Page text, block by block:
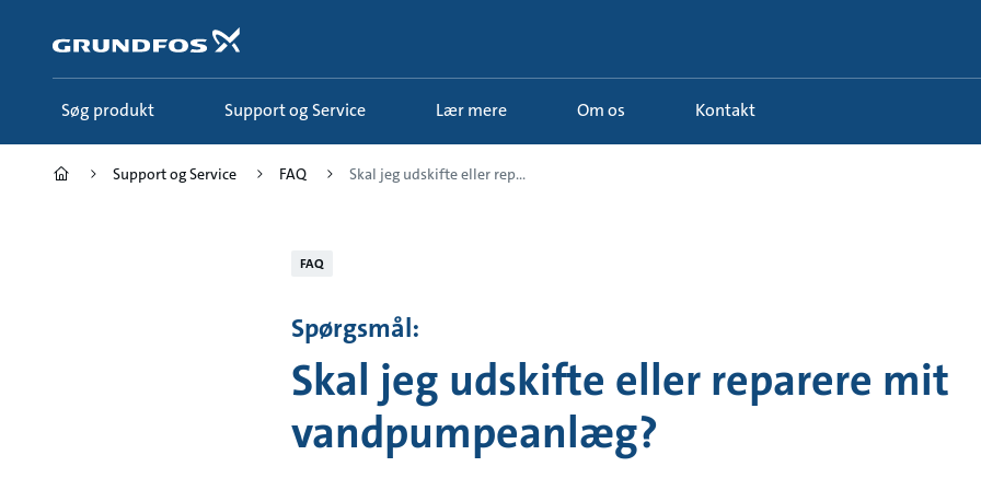
hovedindhold
Søg produkt Support og Service Lær mere Om os Kontakt
Support og Service FAQ Skal jeg udskifte eller rep...
FAQ
Spørgsmål:
Skal jeg udskifte eller reparere mit
vandpumpeanlæg?